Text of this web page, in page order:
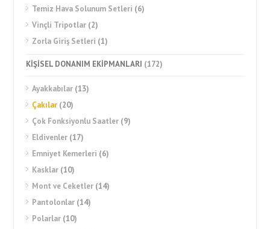
Temiz Hava Solunum Setleri (6)
Vinçli Tripotlar (2)
Zorla Giriş Setleri (1)
KİŞİSEL DONANIM EKİPMANLARI (172)
Ayakkabılar (13)
Çakılar (20)
Çok Fonksiyonlu Saatler (9)
Eldivenler (17)
Emniyet Kemerleri (6)
Kasklar (10)
Mont ve Ceketler (14)
Pantolonlar (14)
Polarlar (10)